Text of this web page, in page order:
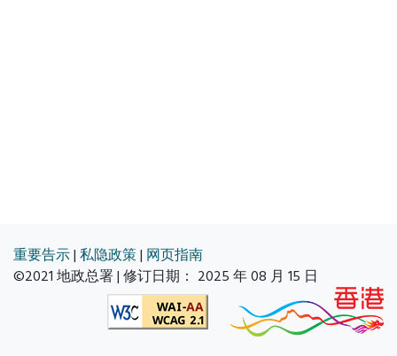
重要告示| 私隐政策| 网页指南
©2021 地政总署 | 修订日期： 2025 年 08 月 15 日